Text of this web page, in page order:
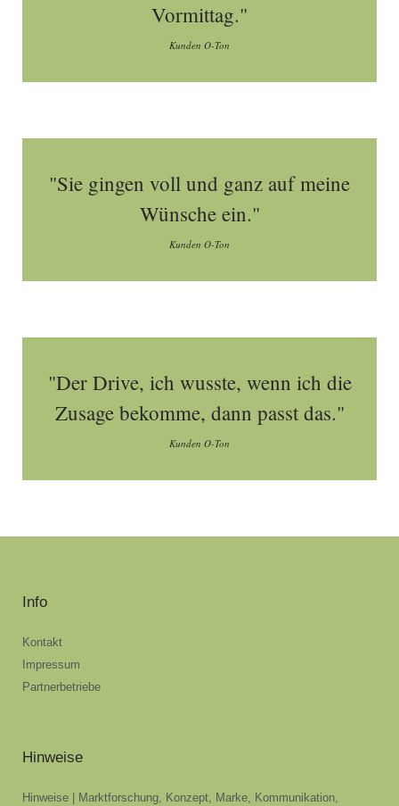
Vormittag."
Kunden O-Ton
"Sie gingen voll und ganz auf meine
Wünsche ein."
Kunden O-Ton
"Der Drive, ich wusste, wenn ich die
Zusage bekomme, dann passt das."
Kunden O-Ton
Info
Kontakt
Impressum
Partnerbetriebe
Hinweise
Hinweise | Marktforschung, Konzept, Marke, Kommunikation,